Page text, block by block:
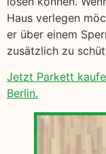
Haus verlegen
er über einem
zusätzlich zu
Jetzt Parkett
Berlin.